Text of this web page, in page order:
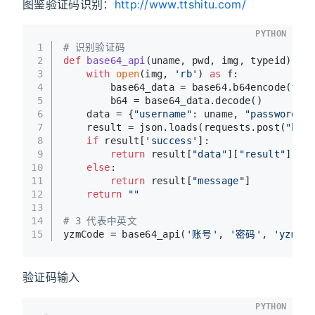
图鉴验证码识别： http://www.ttshitu.com/
1
2
3
4
5
6
7
8
9
10
11
12
13
14
15
# 识别验证码
def
base64_api (uname, pwd, img, typeid ):
with
open(img, 'rb' ) as
f:
base64_data =
        b64 = base64_data.decode()
    data = {
"username" : uname, "password"
    result = json.loads(requests.post(
if result[ 'success' ]:
return result[ "data"][ "result"]
else :
return result[ "message"]
return
""
# 3 代表中英文
yzmCode = base64_api( '账号' , '密码' ,
PYTHON
验证码输入
PYTHON